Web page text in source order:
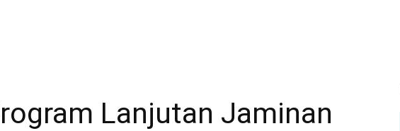
Lanjutan Jaminan